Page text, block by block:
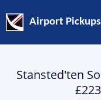
Airport
Stansted'ten